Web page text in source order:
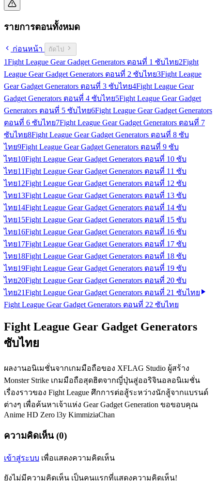
รายการตอนทั้งหมด
ก่อนหน้า ถัดไป
1Fight League Gear Gadget Generators ตอนที่ 1 ซับไทย2Fight
League Gear Gadget Generators ตอนที่ 2 ซับไทย3Fight League
Gear Gadget Generators ตอนที่ 3 ซับไทย4Fight League Gear
Gadget Generators ตอนที่ 4 ซับไทย5Fight League Gear Gadget
Generators ตอนที่ 5 ซับไทย6Fight League Gear Gadget Generators
ตอนที่ 6 ซับไทย7Fight League Gear Gadget Generators ตอนที่ 7
ซับไทย8Fight League Gear Gadget Generators ตอนที่ 8 ซับ
ไทย9Fight League Gear Gadget Generators ตอนที่ 9 ซับ
ไทย10Fight League Gear Gadget Generators ตอนที่ 10 ซับ
ไทย11Fight League Gear Gadget Generators ตอนที่ 11 ซับ
ไทย12Fight League Gear Gadget Generators ตอนที่ 12 ซับ
ไทย13Fight League Gear Gadget Generators ตอนที่ 13 ซับ
ไทย14Fight League Gear Gadget Generators ตอนที่ 14 ซับ
ไทย15Fight League Gear Gadget Generators ตอนที่ 15 ซับ
ไทย16Fight League Gear Gadget Generators ตอนที่ 16 ซับ
ไทย17Fight League Gear Gadget Generators ตอนที่ 17 ซับ
ไทย18Fight League Gear Gadget Generators ตอนที่ 18 ซับ
ไทย19Fight League Gear Gadget Generators ตอนที่ 19 ซับ
ไทย20Fight League Gear Gadget Generators ตอนที่ 20 ซับ
ไทย21Fight League Gear Gadget Generators ตอนที่ 21 ซับไทย
Fight League Gear Gadget Generators ตอนที่ 22 ซับไทย
Fight League Gear Gadget Generators
ซับไทย
ผลงานอนิเมชั่นจากเกมมือถือของ XFLAG Studio ผู้สร้าง
Monster Strike เกมมือถือสุดฮิตจากญี่ปุ่นสู่ออริจินอลอนิเมชั่น
เรื่องราวของ Fight League ศึกการต่อสู้ระหว่างนักสู้จากแบรนด์
ต่างๆ เพื่อค้นหาเจ้าแห่ง Gear Gadget Generation ขอขอบคุณ
Anime HD Zero l3y KimmiziaChan
ความคิดเห็น (0)
เข้าสู่ระบบ เพื่อแสดงความคิดเห็น
ยังไม่มีความคิดเห็น เป็นคนแรกที่แสดงความคิดเห็น!